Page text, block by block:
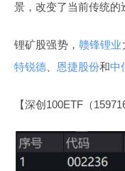
景，改变了当前传统
锂矿股强势， 赣锋锂业
特锐德
恩捷股份和中
【深创100ETF（